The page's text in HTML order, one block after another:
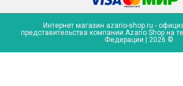
Интернет магазин azario-shop.ru -
представительства компании Azario Shop на
Федерации | 2026 ©